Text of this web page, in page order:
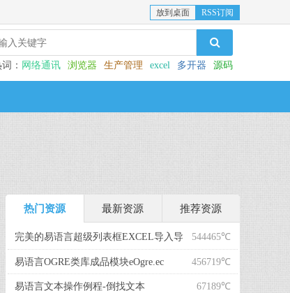
放到桌面 RSS订阅
： 网络通讯 浏览器 生产管理 excel 多开器 源码
热门资源 最新资源 推荐资源
544465℃
完美的易语言超级列表框EXCEL导入导
出模块... 456719℃
易语言OGRE类库成品模块eOgre.ec
67189℃
易语言文本操作例程-倒找文本